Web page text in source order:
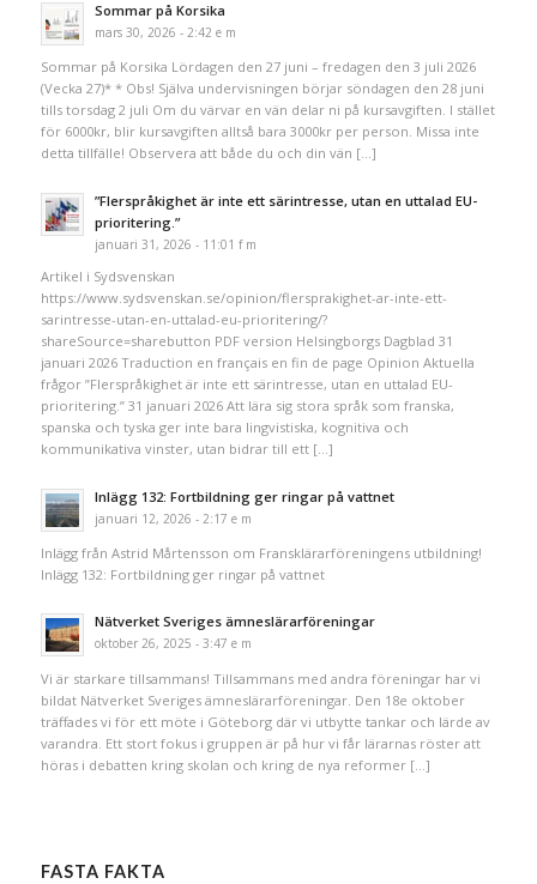
Sommar på Korsika
mars 30, 2026 - 2:42 e m
Sommar på Korsika Lördagen den 27 juni – fredagen den 3 juli 2026
(Vecka 27)* * Obs! Själva undervisningen börjar söndagen den 28 juni
tills torsdag 2 juli Om du värvar en vän delar ni på kursavgiften. I stället
för 6000kr, blir kursavgiften alltså bara 3000kr per person. Missa inte
detta tillfälle! Observera att både du och din vän […]
”Flerspråkighet är inte ett särintresse, utan en uttalad EU-
prioritering.”
januari 31, 2026 - 11:01 f m
Artikel i Sydsvenskan
https://www.sydsvenskan.se/opinion/flersprakighet-ar-inte-ett-
sarintresse-utan-en-uttalad-eu-prioritering/?
shareSource=sharebutton PDF version Helsingborgs Dagblad 31
januari 2026 Traduction en français en fin de page Opinion Aktuella
frågor ”Flerspråkighet är inte ett särintresse, utan en uttalad EU-
prioritering.” 31 januari 2026 Att lära sig stora språk som franska,
spanska och tyska ger inte bara lingvistiska, kognitiva och
kommunikativa vinster, utan bidrar till ett […]
Inlägg 132: Fortbildning ger ringar på vattnet
januari 12, 2026 - 2:17 e m
Inlägg från Astrid Mårtensson om Fransklärarföreningens utbildning!
Inlägg 132: Fortbildning ger ringar på vattnet
Nätverket Sveriges ämneslärarföreningar
oktober 26, 2025 - 3:47 e m
Vi är starkare tillsammans! Tillsammans med andra föreningar har vi
bildat Nätverket Sveriges ämneslärarföreningar. Den 18e oktober
träffades vi för ett möte i Göteborg där vi utbytte tankar och lärde av
varandra. Ett stort fokus i gruppen är på hur vi får lärarnas röster att
höras i debatten kring skolan och kring de nya reformer […]
FASTA FAKTA